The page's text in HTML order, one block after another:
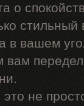
о
в вашем
вам
не